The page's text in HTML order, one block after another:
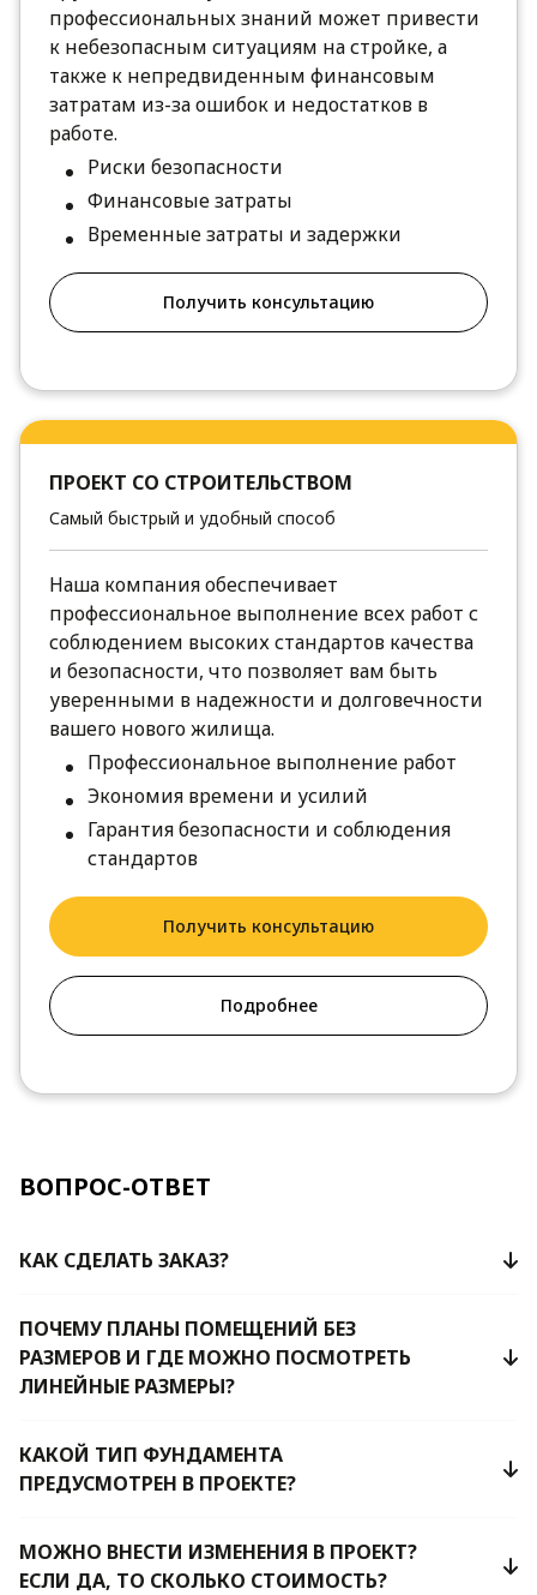
профессиональных знаний может привести
к небезопасным ситуациям на стройке, а
также к непредвиденным финансовым
затратам из-за ошибок и недостатков в
работе.
Риски безопасности
Финансовые затраты
Временные затраты и задержки
Получить консультацию
ПРОЕКТ СО СТРОИТЕЛЬСТВОМ
Самый быстрый и удобный способ
Наша компания обеспечивает
профессиональное выполнение всех работ с
соблюдением высоких стандартов качества
и безопасности, что позволяет вам быть
уверенными в надежности и долговечности
вашего нового жилища.
Профессиональное выполнение работ
Экономия времени и усилий
Гарантия безопасности и соблюдения
стандартов
Получить консультацию
Подробнее
ВОПРОС-ОТВЕТ
КАК СДЕЛАТЬ ЗАКАЗ?
ПОЧЕМУ ПЛАНЫ ПОМЕЩЕНИЙ БЕЗ
РАЗМЕРОВ И ГДЕ МОЖНО ПОСМОТРЕТЬ
ЛИНЕЙНЫЕ РАЗМЕРЫ?
КАКОЙ ТИП ФУНДАМЕНТА
ПРЕДУСМОТРЕН В ПРОЕКТЕ?
МОЖНО ВНЕСТИ ИЗМЕНЕНИЯ В ПРОЕКТ?
ЕСЛИ ДА, ТО СКОЛЬКО СТОИМОСТЬ?